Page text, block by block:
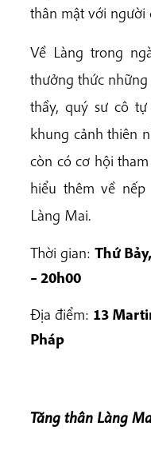
thân mật với người
Về Làng trong
thưởng thức
thầy, quý sư cô
khung cảnh thiên
còn có cơ hội
hiểu thêm về
Làng Mai.
Thời gian: Thứ
– 20h00
Địa điểm: 13
Pháp
Tăng thân Làng